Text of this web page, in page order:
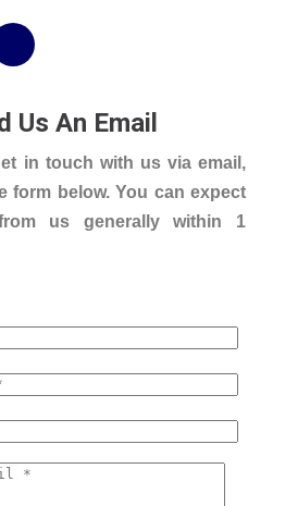
Us An Email
in touch with us via email,
form below. You can expect
us generally within 1